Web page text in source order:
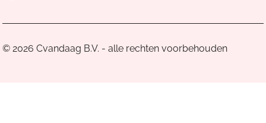
© 2026 Cvandaag B.V. - alle rechten voorbehouden